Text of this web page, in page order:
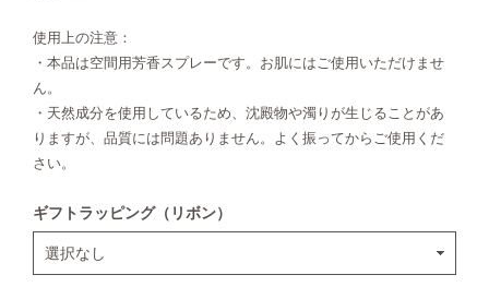
使用上の注意：
・本品は空間用芳香スプレーです。お肌にはご使用いただけませ
ん。
・天然成分を使用しているため、沈殿物や濁りが生じることがあ
りますが、品質には問題ありません。よく振ってからご使用くだ
さい。
ギフトラッピング（リボン）